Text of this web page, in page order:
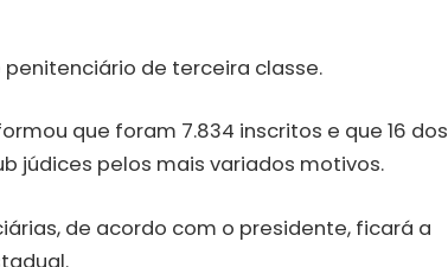
penitenciário de terceira classe.
que foram 7.834 inscritos e que 16 dos
júdices pelos mais variados motivos.
de acordo com o presidente, ficará a